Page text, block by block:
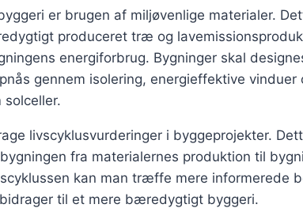
er brugen af miljøvenlige materialer.
produceret træ og
energiforbrug. Bygninger skal
gennem isolering, energieffektive vinduer
solceller.
livscyklusvurderinger i byggeprojekter.
fra materialernes produktion til
kan man træffe mere informerede
til et mere bæredygtigt byggeri.